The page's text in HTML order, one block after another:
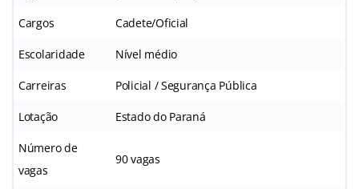
Cargos Cadete/Oficial
Escolaridade Nível médio
Carreiras Policial / Segurança Pública
Lotação Estado do Paraná
Número de
vagas
90 vagas